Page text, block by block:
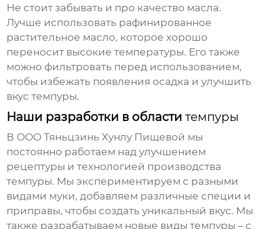
Не стоит забывать и про качество масла.
Лучше использовать рафинированное
растительное масло, которое хорошо
переносит высокие температуры. Его также
можно фильтровать перед использованием,
чтобы избежать появления осадка и улучшить
вкустемпуры.
Наши разработки в областитемпуры
В ООО Тяньцзинь Хунлу Пищевой мы
постоянно работаем над улучшением
рецептуры и технологией производства
темпуры. Мы экспериментируем с разными
видами муки, добавляем различные специи и
приправы, чтобы создать уникальный вкус. Мы
также разрабатываем новые видытемпуры – с